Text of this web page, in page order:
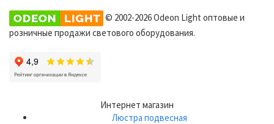
© 2002-2026 Odeon Light оптовые и
розничные продажи светового оборудования.
Интернет магазин
Люстра подвесная